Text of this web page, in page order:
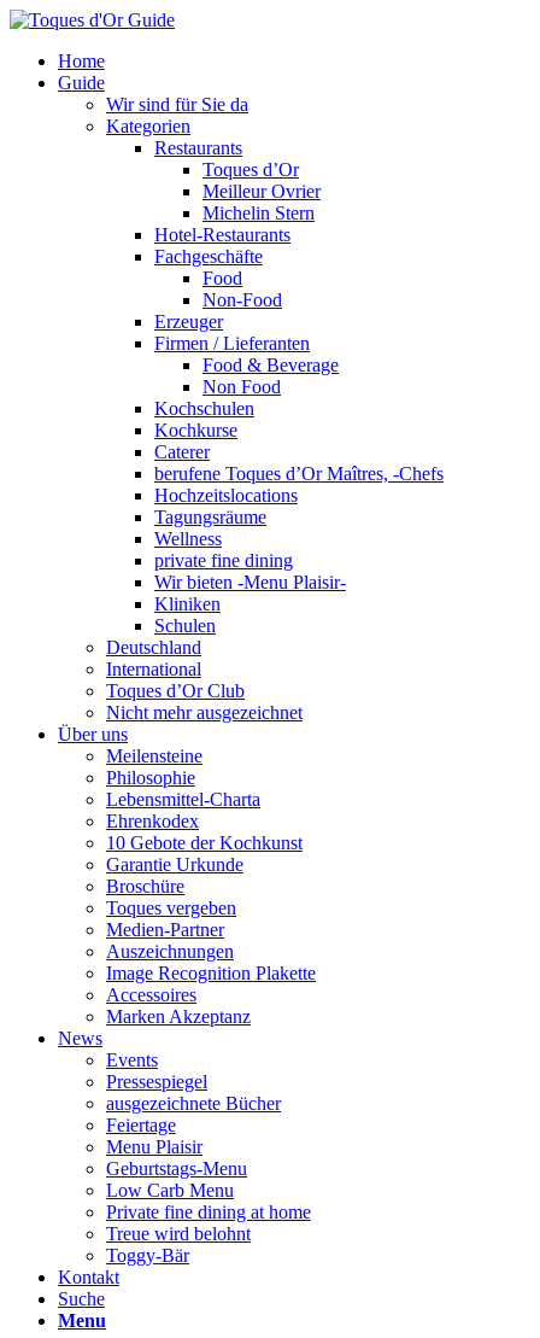
Home
Guide
Wir sind für Sie da
Kategorien
Restaurants
Toques d’Or
Meilleur Ovrier
Michelin Stern
Hotel-Restaurants
Fachgeschäfte
Food
Non-Food
Erzeuger
Firmen / Lieferanten
Food & Beverage
Non Food
Kochschulen
Kochkurse
Caterer
berufene Toques d’Or Maîtres, -Chefs
Hochzeitslocations
Tagungsräume
Wellness
private fine dining
Wir bieten -Menu Plaisir-
Kliniken
Schulen
Deutschland
International
Toques d’Or Club
Nicht mehr ausgezeichnet
Über uns
Meilensteine
Philosophie
Lebensmittel-Charta
Ehrenkodex
10 Gebote der Kochkunst
Garantie Urkunde
Broschüre
Toques vergeben
Medien-Partner
Auszeichnungen
Image Recognition Plakette
Accessoires
Marken Akzeptanz
News
Events
Pressespiegel
ausgezeichnete Bücher
Feiertage
Menu Plaisir
Geburtstags-Menu
Low Carb Menu
Private fine dining at home
Treue wird belohnt
Toggy-Bär
Kontakt
Suche
Menu